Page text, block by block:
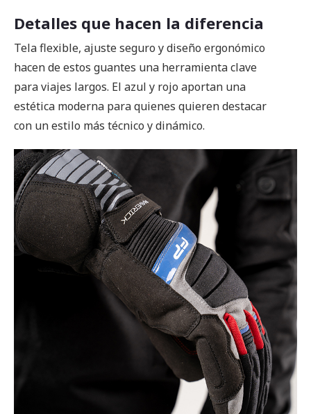
Detalles que hacen la diferencia
Tela flexible, ajuste seguro y diseño ergonómico
hacen de estos guantes una herramienta clave
para viajes largos. El azul y rojo aportan una
estética moderna para quienes quieren destacar
con un estilo más técnico y dinámico.